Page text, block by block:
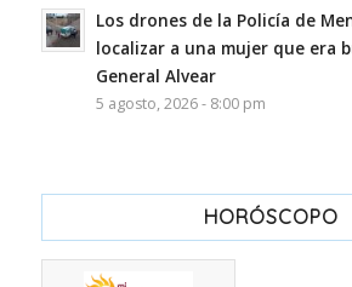
Los drones de la Policía de
localizar a una mujer que era
General Alvear
5 agosto, 2026 - 8:00 pm
HORÓSCOPO